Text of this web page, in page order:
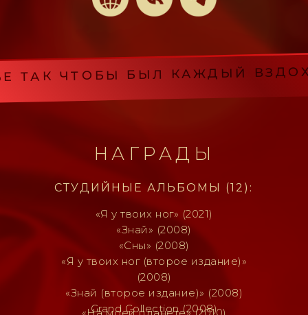
БЫЛ КАЖДЫЙ
НАГРАДЫ
СТУДИЙНЫЕ АЛЬБОМЫ (12):
«Я у твоих ног» (2021)
«Знай» (2008)
«Сны» (2008)
«Я у твоих ног (второе издание)»
(2008)
«Знай (второе издание)» (2008)
Grand Collection (2008)